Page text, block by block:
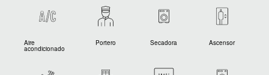
Aire
acondicionado
Portero Secadora Ascensor